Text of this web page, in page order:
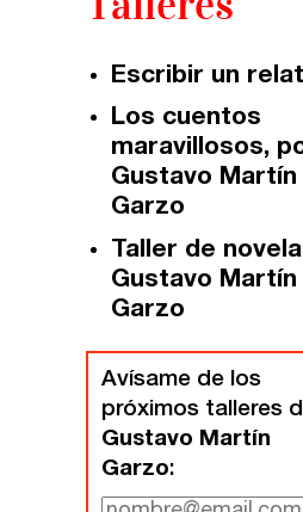
Málaga
Zaragoza
Santander
Las Palmas
Curso integral de narrativa
Máster de creación
fuentetaja
Quiénes somos
Nuestra filosofía
Nuestro equipo
Coordinadores
Escribir un
Los cuentos
maravillosos,
Gustavo Martín
Garzo
Taller de
Gustavo Martín
Garzo
Avísame de los
próximos talleres
Gustavo Martín
Garzo: